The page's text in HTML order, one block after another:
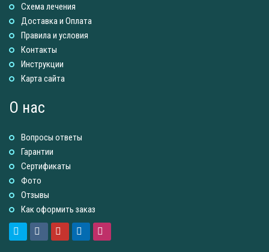
Схема лечения
Доставка и Оплатa
Правила и условия
Контакты
Инструкции
Карта сайта
О нас
Вопросы ответы
Гарантии
Сертификаты
Фото
Отзывы
Как оформить заказ